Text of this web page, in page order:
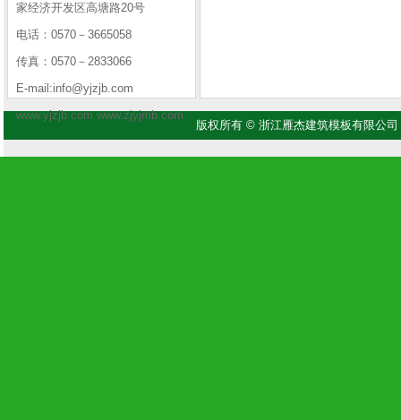
家经济开发区高塘路20号
电话：0570－3665058
传真：0570－2833066
E-mail:info@yjzjb.com
www.yjzjb.com www.zjyjmb.com
版权所有 © 浙江雁杰建筑模板有限公